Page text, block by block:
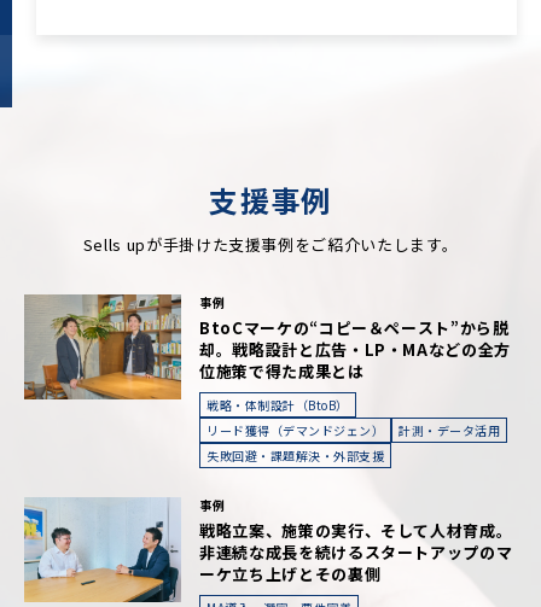
支援事例
Sells upが手掛けた支援事例をご紹介いたします。
事例
BtoCマーケの“コピー＆ペースト”から脱
却。戦略設計と広告・LP・MAなどの全方
位施策で得た成果とは
戦略・体制設計（BtoB）
リード獲得（デマンドジェン）
計測・データ活用
失敗回避・課題解決・外部支援
事例
戦略立案、施策の実行、そして人材育成。
非連続な成長を続けるスタートアップのマ
ーケ立ち上げとその裏側